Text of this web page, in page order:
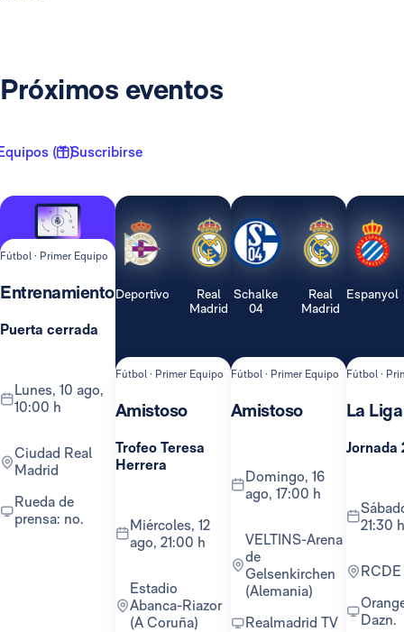
Próximos eventos
( 1 )Suscribirse
Fútbol · Primer Equipo
Entrenamiento
Puerta cerrada
lunes, 10 ago,
10:00 h
Ciudad Real
Madrid
Rueda de
prensa: no.
Deportivo
Real
Madrid
Fútbol · Primer Equipo
Amistoso
Trofeo Teresa
Herrera
miércoles, 12
ago, 21:00 h
Estadio
Abanca-Riazor
(A Coruña)
Schalke
04
Real
Madrid
Fútbol · Primer Equipo
Amistoso
domingo, 16
ago, 17:00 h
VELTINS-Arena
de
Gelsenkirchen
(Alemania)
Realmadrid TV
Espanyol
Fútbol ·
La Liga
Jornada
sábado, 22 ago,
21:30 h
Orange TV y
Dazn.